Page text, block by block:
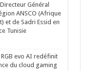
Général
ANSCO (Afrique
et de Sadri Essid en
Tunisie
evo AI redéfinit
du cloud gaming